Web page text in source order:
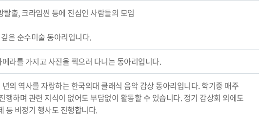
탈출, 크라임씬 등에 진심인 사람들의 모임
은 순수미술 동아리입니다.
라를 가지고 사진을 찍으러 다니는 동아리입니다.
의 역사를 자랑하는 한국외대 클래식 음악 감상 동아리입니다. 학기중 매주
행하며 관련 지식이 없어도 부담없이 활동할 수 있습니다. 정기 감상회 외에도
등 비정기 행사도 진행합니다.